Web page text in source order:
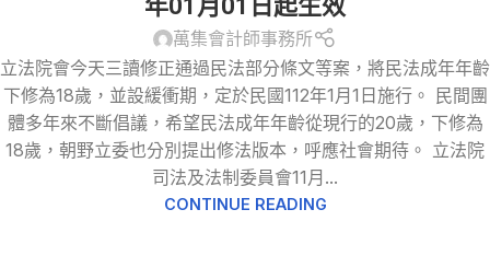
年01月01日起生效
萬集會計師事務所
立法院會今天三讀修正通過民法部分條文等案，將民法成年年齡
下修為18歲，並設緩衝期，定於民國112年1月1日施行。 民間團
體多年來不斷倡議，希望民法成年年齡從現行的20歲，下修為
18歲，朝野立委也分別提出修法版本，呼應社會期待。 立法院
司法及法制委員會11月...
CONTINUE READING